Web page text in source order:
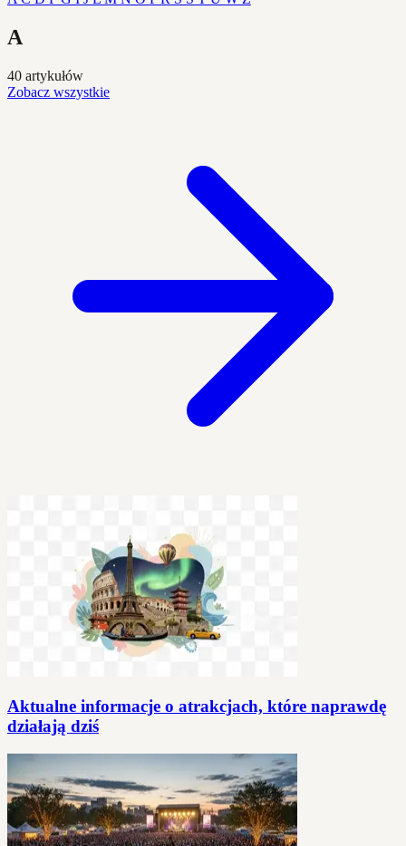
A
40 artykułów
Zobacz wszystkie
Aktualne informacje o atrakcjach, które naprawdę
działają dziś